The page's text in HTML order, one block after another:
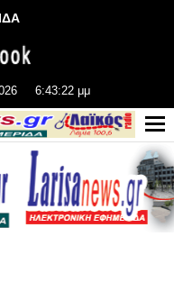
6:43:23 μμ